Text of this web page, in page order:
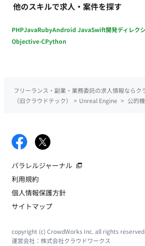
他のスキルで求人・案件を探す
PHPJavaRubyAndroid JavaSwift開発ディレク
Objective-CPython
フリーランス・副業・業務委託の求人情報ならク
（旧クラウドテック）
> Unreal Engine > 公的
パラレルジャーナル
利用規約
個人情報保護方針
サイトマップ
copyright (c) CrowdWorks Inc. all rights reserved.
運営会社： 株式会社クラウドワークス